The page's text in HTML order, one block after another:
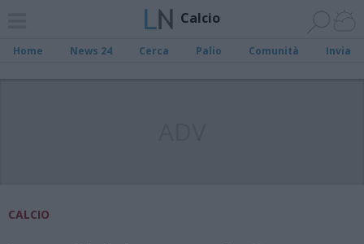
Calcio
Home News 24 Cerca Palio Comunità Invia
CALCIO